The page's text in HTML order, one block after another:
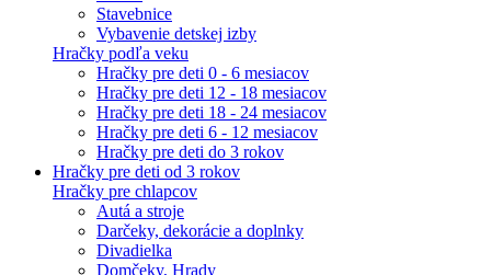
Stavebnice
Vybavenie detskej izby
Hračky podľa veku
Hračky pre deti 0 - 6 mesiacov
Hračky pre deti 12 - 18 mesiacov
Hračky pre deti 18 - 24 mesiacov
Hračky pre deti 6 - 12 mesiacov
Hračky pre deti do 3 rokov
Hračky pre deti od 3 rokov
Hračky pre chlapcov
Autá a stroje
Darčeky, dekorácie a doplnky
Divadielka
Domčeky, Hrady